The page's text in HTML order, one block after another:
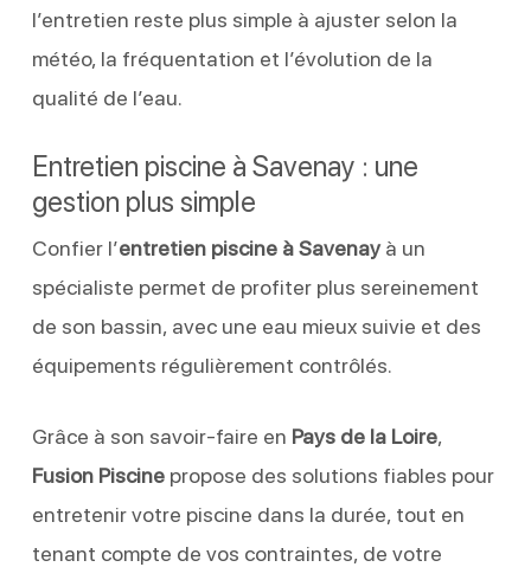
l’entretien reste plus simple à ajuster selon la
météo, la fréquentation et l’évolution de la
qualité de l’eau.
Entretien piscine à Savenay : une
gestion plus simple
Confier l’entretien piscine à Savenayà un
spécialiste permet de profiter plus sereinement
de son bassin, avec une eau mieux suivie et des
équipements régulièrement contrôlés.
Grâce à son savoir-faire en Pays de la Loire,
Fusion Piscinepropose des solutions fiables pour
entretenir votre piscine dans la durée, tout en
tenant compte de vos contraintes, de votre